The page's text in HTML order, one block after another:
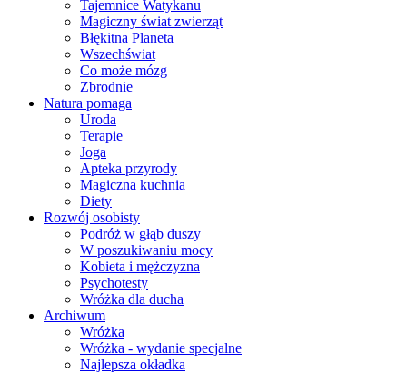
Tajemnice Watykanu
Magiczny świat zwierząt
Błękitna Planeta
Wszechświat
Co może mózg
Zbrodnie
Natura pomaga
Uroda
Terapie
Joga
Apteka przyrody
Magiczna kuchnia
Diety
Rozwój osobisty
Podróż w głąb duszy
W poszukiwaniu mocy
Kobieta i mężczyzna
Psychotesty
Wróżka dla ducha
Archiwum
Wróżka
Wróżka - wydanie specjalne
Najlepsza okładka